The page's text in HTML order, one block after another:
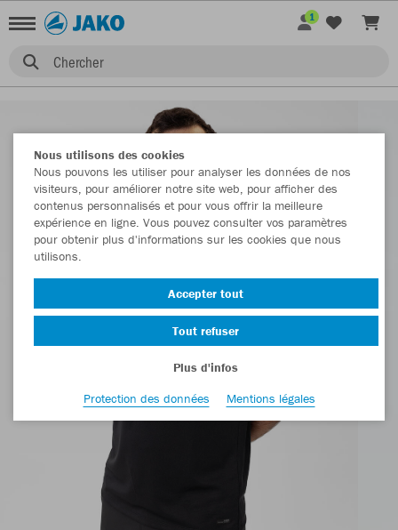
Chercher
1
Nous utilisons des cookies
Nous pouvons les utiliser pour analyser les données de nos
visiteurs, pour améliorer notre site web, pour afficher des
contenus personnalisés et pour vous offrir la meilleure
expérience en ligne. Vous pouvez consulter vos paramètres
pour obtenir plus d'informations sur les cookies que nous
utilisons.
Accepter tout
Tout refuser
Plus d'infos
Protection des données
Mentions légales